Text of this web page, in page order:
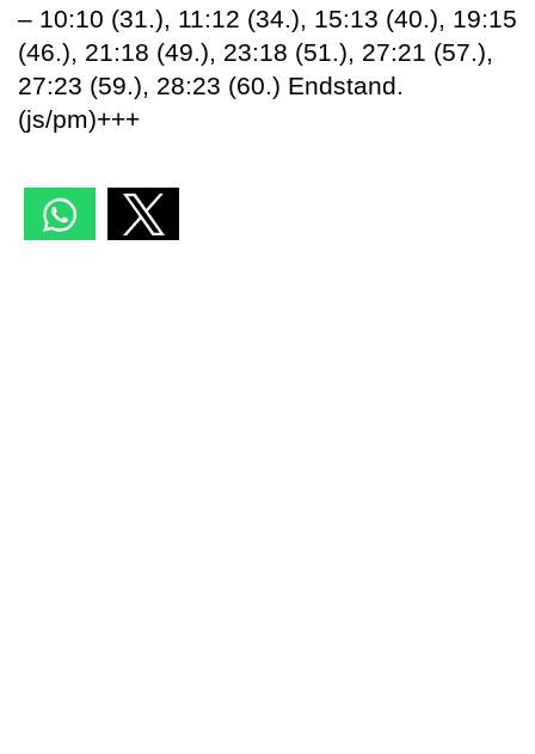
– 10:10 (31.), 11:12 (34.), 15:13 (40.), 19:15
(46.), 21:18 (49.), 23:18 (51.), 27:21 (57.),
27:23 (59.), 28:23 (60.) Endstand.
(js/pm)+++